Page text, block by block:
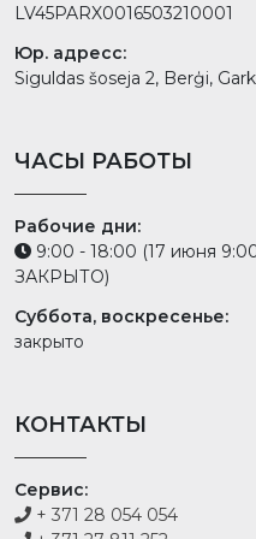
LV45PARX0016503210001
Юр. адресс:
Siguldas šoseja 2, Berģi,
ЧАСЫ РАБОТЫ
Рабочие дни:
9:00 - 18:00 (17 июня
ЗАКРЫТО)
Суббота, воскресенье:
закрыто
КОНТАКТЫ
Сервис:
+ 371 28 054 054